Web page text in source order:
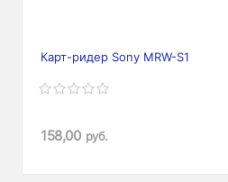
Карт-ридер Sony MRW-S1
158,00 руб.